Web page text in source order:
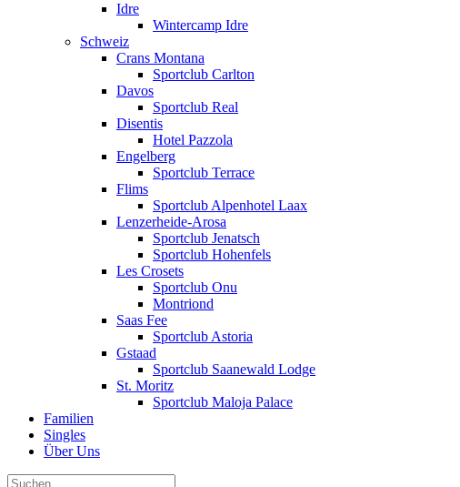
Idre
Wintercamp Idre
Schweiz
Crans Montana
Sportclub Carlton
Davos
Sportclub Real
Disentis
Hotel Pazzola
Engelberg
Sportclub Terrace
Flims
Sportclub Alpenhotel Laax
Lenzerheide-Arosa
Sportclub Jenatsch
Sportclub Hohenfels
Les Crosets
Sportclub Onu
Montriond
Saas Fee
Sportclub Astoria
Gstaad
Sportclub Saanewald Lodge
St. Moritz
Sportclub Maloja Palace
Familien
Singles
Über Uns